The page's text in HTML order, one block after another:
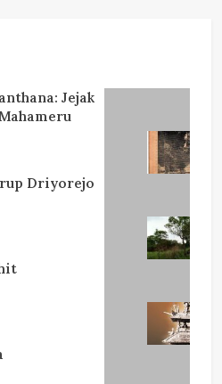
Jejak
Driyorejo